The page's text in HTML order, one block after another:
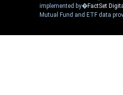
implemented by�FactSet
Mutual Fund and ETF data